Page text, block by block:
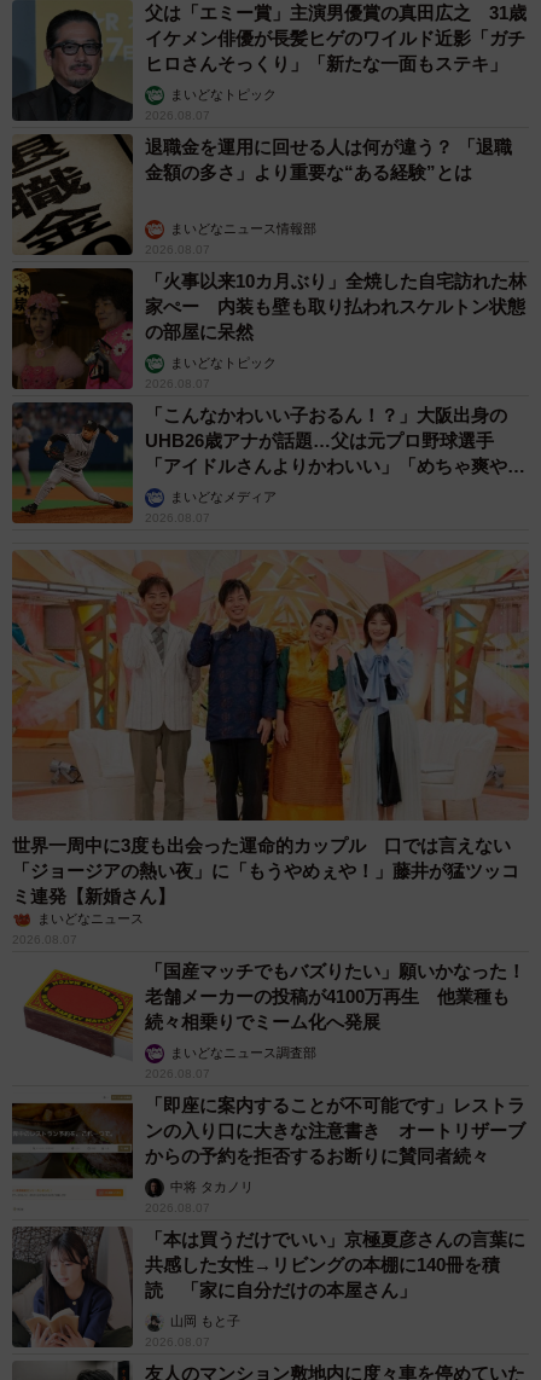
父は「エミー賞」主演男優賞の真田広之 31歳
イケメン俳優が長髪ヒゲのワイルド近影「ガチ
ヒロさんそっくり」「新たな一面もステキ」
まいどなトピック
2026.08.07
退職金を運用に回せる人は何が違う？ 「退職
金額の多さ」より重要な“ある経験”とは
まいどなニュース情報部
2026.08.07
「火事以来10カ月ぶり」全焼した自宅訪れた林
家ぺー 内装も壁も取り払われスケルトン状態
の部屋に呆然
まいどなトピック
2026.08.07
「こんなかわいい子おるん！？」大阪出身の
UHB26歳アナが話題…父は元プロ野球選手
「アイドルさんよりかわいい」「めちゃ爽や
か」まいどなメディア
2026.08.07
世界一周中に3度も出会った運命的カップル 口では言えない
「ジョージアの熱い夜」に「もうやめぇや！」藤井が猛ツッコ
ミ連発【新婚さん】
まいどなニュース
2026.08.07
「国産マッチでもバズりたい」願いかなった！
老舗メーカーの投稿が4100万再生 他業種も
続々相乗りでミーム化へ発展
まいどなニュース調査部
2026.08.07
「即座に案内することが不可能です」レストラ
ンの入り口に大きな注意書き オートリザーブ
からの予約を拒否するお断りに賛同者続々
中将 タカノリ
2026.08.07
「本は買うだけでいい」京極夏彦さんの言葉に
共感した女性→リビングの本棚に140冊を積
読 「家に自分だけの本屋さん」
山岡 もと子
2026.08.07
友人のマンション敷地内に度々車を停めていた